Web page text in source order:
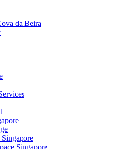
da Beira
Singapore
Singapore